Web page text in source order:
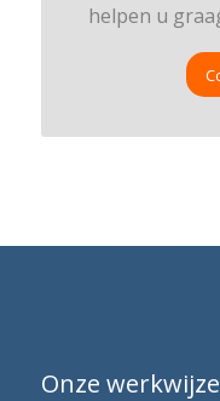
helpen u
Onze werkwijze